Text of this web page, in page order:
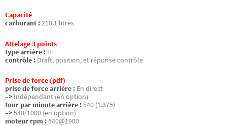
Capacité
carburant :210.1 litres
Attelage 3 points
type arrière : II
contrôle : Draft, position, et réponse contrôle
Prise de force (pdf)
prise de force arrière : En direct
–> Indépendant (en option)
tour par minute arrière :540 (1.375)
–>540/1000 (en option)
moteur rpm :540@1900